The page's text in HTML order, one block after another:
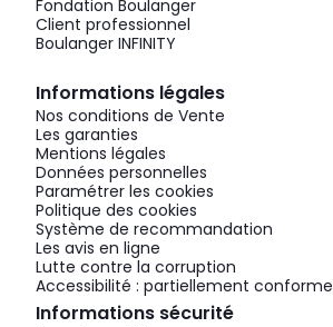
Fondation Boulanger
Client professionnel
Boulanger INFINITY
Informations légales
Nos conditions de Vente
Les garanties
Mentions légales
Données personnelles
Paramétrer les cookies
Politique des cookies
Système de recommandation
Les avis en ligne
Lutte contre la corruption
Accessibilité : partiellement conforme
Informations sécurité